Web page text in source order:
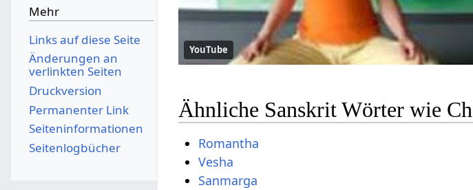
YouTube
Ähnliche Sanskrit Wörter wie
Romantha
Vesha
Sanmarga
Mehr
Links auf diese Seite
Änderungen an
verlinkten Seiten
Druckversion
Permanenter Link
Seiten­­informationen
Seitenlogbücher